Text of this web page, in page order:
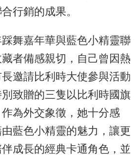
行銷的成果。
舞嘉年華與藍色小精靈聯
者備感親切，自己曾因熱
邀請比利時大使參與活動
致贈的三隻以比利時國旗
為外交象徵，她十分感
藍色小精靈的魅力，讓更
成長的經典卡通角色，並